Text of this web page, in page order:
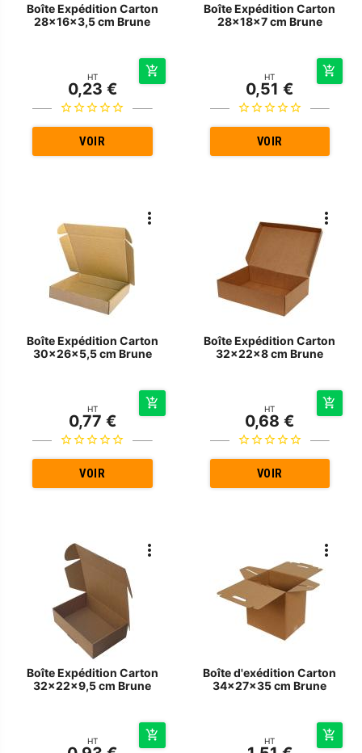
Boîte Expédition Carton
28x16x3,5 cm Brune
HT
0,23 €
VOIR
Boîte Expédition Carton
28x18x7 cm Brune
HT
0,51 €
VOIR
Boîte Expédition Carton
30x26x5,5 cm Brune
HT
0,77 €
VOIR
Boîte Expédition Carton
32x22x8 cm Brune
HT
0,68 €
VOIR
Boîte Expédition Carton
32x22x9,5 cm Brune
HT
Boîte d'exédition Carton
34x27x35 cm Brune
HT